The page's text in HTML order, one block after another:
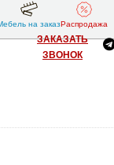
на заказРаспродажа
ЗАКАЗАТЬ
ЗВОНОК